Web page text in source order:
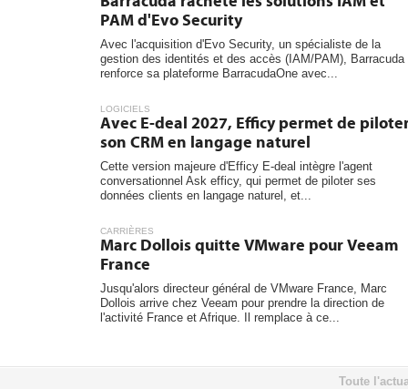
PAM d'Evo Security
Avec l'acquisition d'Evo Security, un spécialiste de la
gestion des identités et des accès (IAM/PAM), Barracuda
renforce sa plateforme BarracudaOne avec...
LOGICIELS
Avec E-deal 2027, Efficy permet de
son CRM en langage naturel
Cette version majeure d'Efficy E-deal intègre l'agent
conversationnel Ask efficy, qui permet de piloter ses
données clients en langage naturel, et...
CARRIÈRES
Marc Dollois quitte VMware pour Veeam
France
Jusqu'alors directeur général de VMware France, Marc
Dollois arrive chez Veeam pour prendre la direction de
l'activité France et Afrique. Il remplace à ce...
Toute